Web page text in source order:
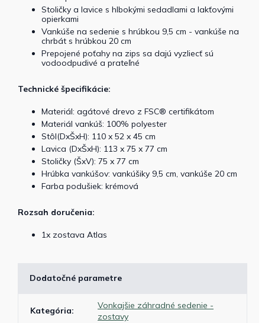
Stoličky a lavice s hlbokými sedadlami a lakťovými
opierkami
Vankúše na sedenie s hrúbkou 9,5 cm - vankúše na
chrbát s hrúbkou 20 cm
Prepojené poťahy na zips sa dajú vyzliecť sú
vodoodpudivé a prateľné
Technické špecifikácie:
Materiál: agátové drevo z FSC® certifikátom
Materiál vankúš: 100% polyester
Stôl(DxŠxH): 110 x 52 x 45 cm
Lavica (DxŠxH): 113 x 75 x 77 cm
Stoličky (ŠxV): 75 x 77 cm
Hrúbka vankúšov: vankúšiky 9,5 cm, vankúše 20 cm
Farba podušiek: krémová
Rozsah doručenia:
1x zostava Atlas
Dodatočné parametre
Kategória:
Vonkajšie záhradné sedenie -
zostavy